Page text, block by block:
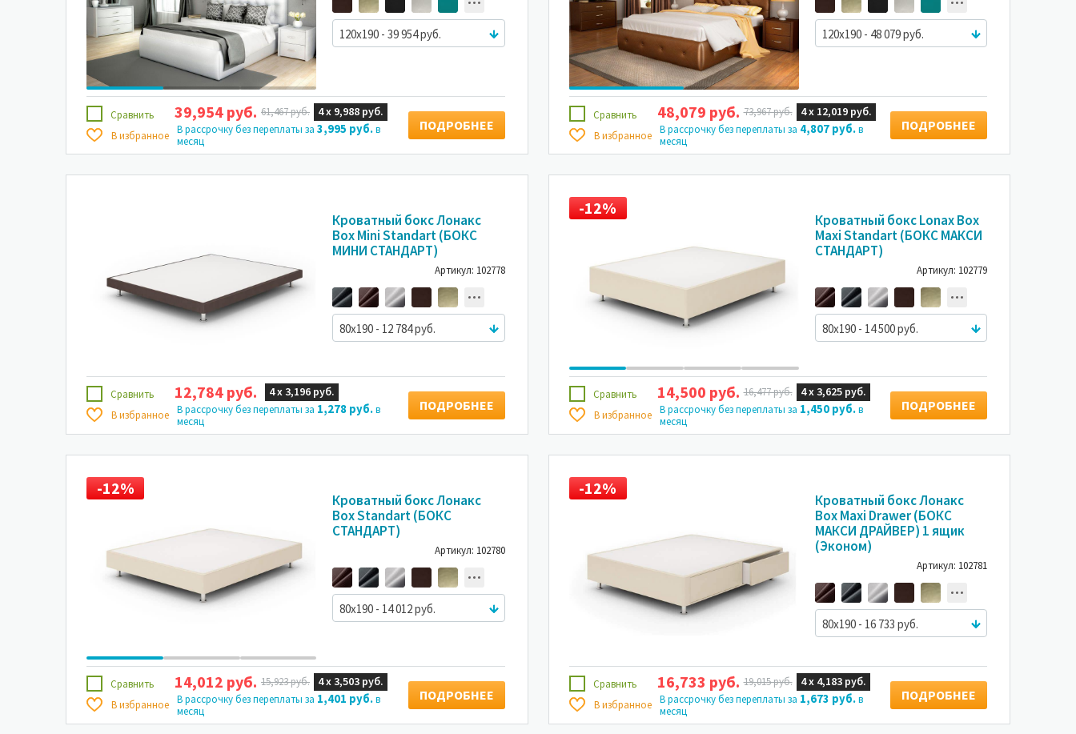
120x190 - 39 954 руб.
Сравнить
В избранное
39,954 руб. 61,467 руб. 4 х 9,988 руб.
В рассрочку без переплаты за 3,995 руб.в
месяц
ПОДРОБНЕЕ
120x190 - 48 079 руб.
Сравнить
В избранное
48,079 руб. 73,967 руб. 4 х 12,019 руб.
В рассрочку без переплаты за 4,807 руб.в
месяц
ПОДРОБНЕЕ
Кроватный бокс Лонакс
Box Mini Standart (БОКС
МИНИ СТАНДАРТ)
Артикул: 102778
80x190 - 12 784 руб.
Сравнить
В избранное
12,784 руб. 4 х3,196 руб.
В рассрочку без переплаты за 1,278 руб.в
месяц
ПОДРОБНЕЕ
-12%
Кроватный бокс Lonax Box
Maxi Standart (БОКС МАКСИ
СТАНДАРТ)
Артикул: 102779
80x190 - 14 500 руб.
Сравнить
В избранное
14,500 руб. 16,477 руб. 4 х3,625 руб.
В рассрочку без переплаты за 1,450 руб.в
месяц
ПОДРОБНЕЕ
-12% -12%
Кроватный бокс Лонакс
Box Standart (БОКС
СТАНДАРТ)
Артикул: 102780
80x190 - 14 012 руб.
Сравнить
В избранное
14,012 руб. 15,923 руб. 4 х3,503 руб.
В рассрочку без переплаты за 1,401 руб.в
месяц
ПОДРОБНЕЕ
-12%
Кроватный бокс Лонакс
Box Maxi Drawer (БОКС
МАКСИ ДРАЙВЕР) 1 ящик
(Эконом)
Артикул: 102781
80x190 - 16 733 руб.
Сравнить
В избранное
16,733 руб. 19,015 руб. 4 х 4,183 руб.
В рассрочку без переплаты за 1,673 руб.в
месяц
ПОДРОБНЕЕ